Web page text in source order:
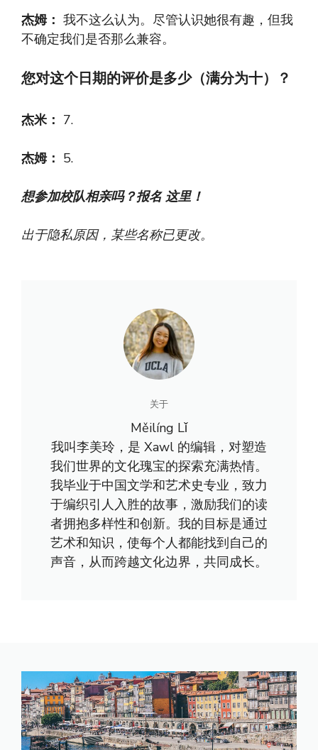
杰姆： 我不这么认为。尽管认识她很有趣，但我
不确定我们是否那么兼容。
您对这个日期的评价是多少（满分为十）？
杰米： 7.
杰姆： 5.
想参加校队相亲吗？报名 这里！
出于隐私原因，某些名称已更改。
关于
Měilíng Lǐ
我叫李美玲，是 Xawl 的编辑，对塑造
我们世界的文化瑰宝的探索充满热情。
我毕业于中国文学和艺术史专业，致力
于编织引人入胜的故事，激励我们的读
者拥抱多样性和创新。我的目标是通过
艺术和知识，使每个人都能找到自己的
声音，从而跨越文化边界，共同成长。